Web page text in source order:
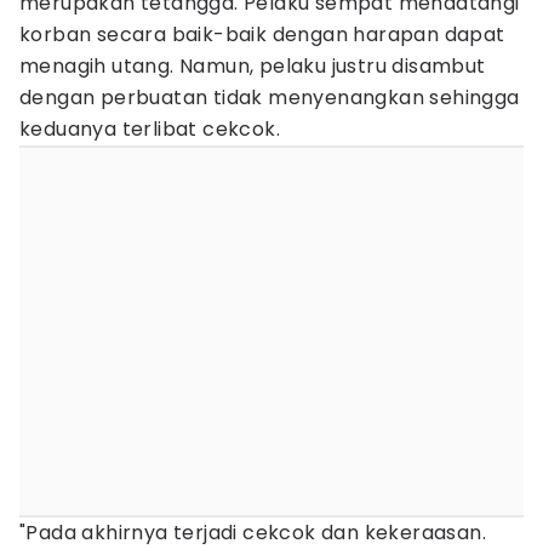
korban secara baik-baik dengan harapan dapat
menagih utang. Namun, pelaku justru disambut
dengan perbuatan tidak menyenangkan sehingga
keduanya terlibat cekcok.
"Pada akhirnya terjadi cekcok dan kekeraasan.